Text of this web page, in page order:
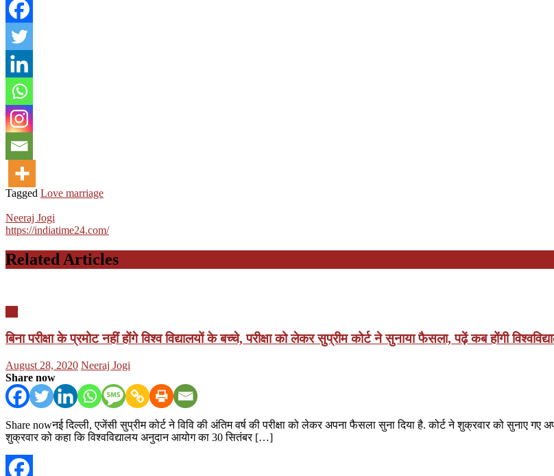
Tagged Love marriage
Neeraj Jogi
https://indiatime24.com/
Related Articles
बिना परीक्षा के प्रमोट नहीं होंगे विश्व विद्यालयों के बच्चे, परीक्षा को लेकर सुप्रीम कोर्ट ने सुनाया फैसला, पढ़ें कब होंगी
Posted
on
August 28, 2020 Author
Neeraj Jogi
Share now
Share nowनई दिल्ली, एजेंसी सुप्रीम कोर्ट ने विवि की अंतिम वर्ष की परीक्षा को लेकर अपना फैसला सुना दिया है. कोर्ट ने शुक्रवार को सुनाए गए
शुक्रवार को कहा कि विश्वविद्यालय अनुदान आयोग का 30 सितंबर […]